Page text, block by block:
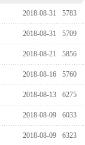
2018-08-31 5783
2018-08-31 5709
2018-08-21 5856
2018-08-16 5760
2018-08-13 6275
2018-08-09 6033
2018-08-09 6323